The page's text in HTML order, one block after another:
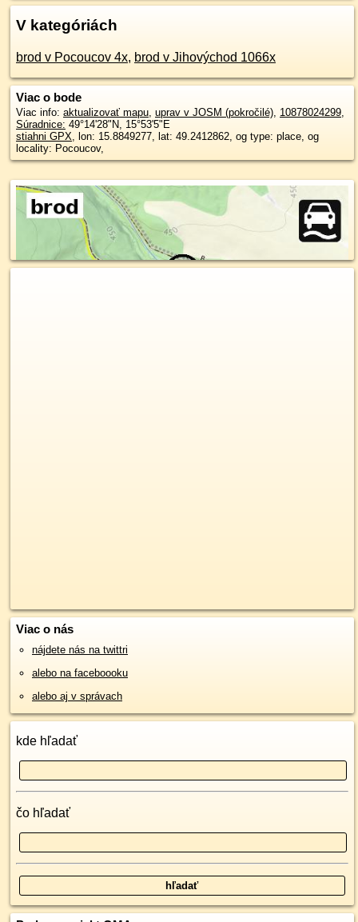
V kategóriách
brod v Pocoucov 4x, brod v Jihovýchod 1066x
Viac o bode
Viac info: aktualizovať mapu, uprav v JOSM (pokročilé), 10878024299,
Súradnice: 49°14'28"N, 15°53'5"E
stiahni GPX, lon: 15.8849277, lat: 49.2412862, og type: place, og
locality: Pocoucov,
Viac o nás
nájdete nás na twittri
alebo na faceboooku
alebo aj v správach
kde hľadať
čo hľadať